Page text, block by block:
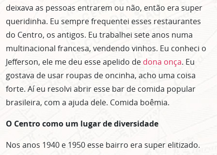
deixava as pessoas entrarem ou não, então era super
queridinha. Eu sempre frequentei esses restaurantes
do Centro, os antigos. Eu trabalhei sete anos numa
multinacional francesa, vendendo vinhos. Eu conheci o
Jefferson, ele me deu esse apelido de dona onça. Eu
gostava de usar roupas de oncinha, acho uma coisa
forte. Aí eu resolvi abrir esse bar de comida popular
brasileira, com a ajuda dele. Comida boêmia.
O Centro como um lugar de diversidade
Nos anos 1940 e 1950 esse bairro era super elitizado.